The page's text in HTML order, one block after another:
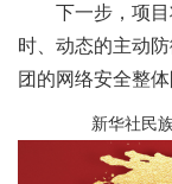
下一步，项
时、动态的主动
团的网络安全整体
新华社民